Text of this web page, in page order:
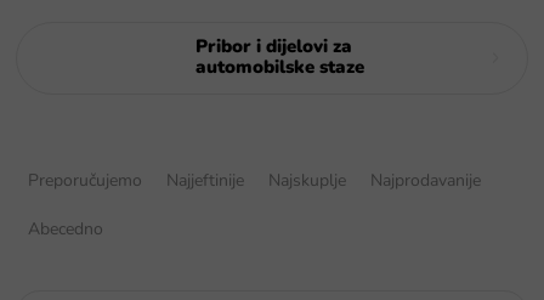
Pribor i dijelovi za
automobilske staze
Preporučujemo Najjeftinije Najskuplje Najprodavanije
Abecedno